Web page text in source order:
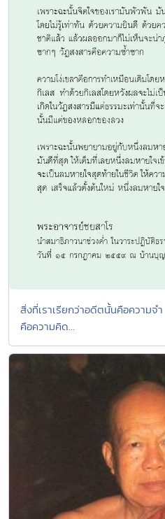
สิ่งที่เราเรียกว่าอดีตนั้นคือความจ
คือความคิด...